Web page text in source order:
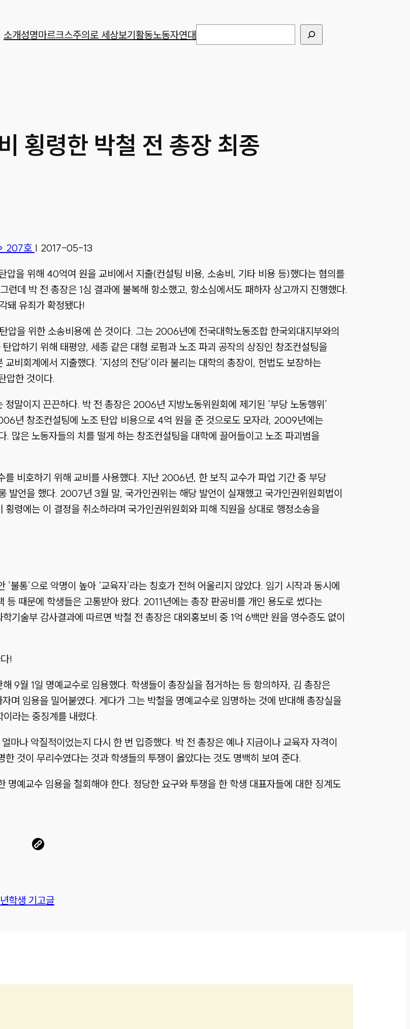
소개성명마르크스주의로 세상보기활동노동자연대
횡령한 박철 전 총장 최종
207호 | 2017-05-13
을 위해 40억여 원을 교비에서 지출(컨설팅 비용, 소송비, 기타 비용 등)했다는 혐의를
런데 박 전 총장은 1심 결과에 불복해 항소했고, 항소심에서도 패하자 상고까지 진행했다.
돼 유죄가 확정됐다!
압을 위한 소송비용에 쓴 것이다. 그는 2006년에 전국대학노동조합 한국외대지부와의
압하기 위해 태평양, 세종 같은 대형 로펌과 노조 파괴 공작의 상징인 창조컨설팅을
비회계에서 지출했다. ‘지성의 전당’이라 불리는 대학의 총장이, 헌법도 보장하는
압한 것이다.
말이지 끈끈하다. 박 전 총장은 2006년 지방노동위원회에 제기된 ‘부당 노동행위’
년 창조컨설팅에 노조 탄압 비용으로 4억 원을 준 것으로도 모자라, 2009년에는
많은 노동자들의 치를 떨게 하는 창조컨설팅을 대학에 끌어들이고 노조 파괴범을
를 비호하기 위해 교비를 사용했다. 지난 2006년, 한 보직 교수가 파업 기간 중 부당
발언을 했다. 2007년 3월 말, 국가인권위는 해당 발언이 실재했고 국가인권위원회법이
령에는 이 결정을 취소하라며 국가인권위원회와 피해 직원을 상대로 행정소송을
불통’으로 악명이 높아 ‘교육자’라는 칭호가 전혀 어울리지 않았다. 임기 시작과 동시에
등 때문에 학생들은 고통받아 왔다. 2011년에는 총장 판공비를 개인 용도로 썼다는
기술부 감사결과에 따르면 박철 전 총장은 대외홍보비 중 1억 6백만 원을 영수증도 없이
!
9월 1일 명예교수로 임용했다. 학생들이 총장실을 점거하는 등 항의하자, 김 총장은
며 임용을 밀어붙였다. 게다가 그는 박철을 명예교수로 임명하는 것에 반대해 총장실을
라는 중징계를 내렸다.
마나 악질적이었는지 다시 한 번 입증했다. 박 전 총장은 예나 지금이나 교육자 자격이
것이 무리수였다는 것과 학생들의 투쟁이 옳았다는 것도 명백히 보여 준다.
명예교수 임용을 철회해야 한다. 정당한 요구와 투쟁을 한 학생 대표자들에 대한 징계도
학생 기고글